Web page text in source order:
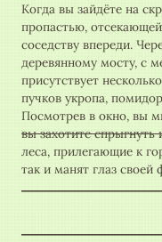
Когда вы зайдёте на
пропастью,
соседству впереди.
деревянному мосту, с
присутствует
пучков укропа,
Посмотрев в окно, вы
вы захотите спрыгнуть
леса, прилегающие к
так и манят глаз